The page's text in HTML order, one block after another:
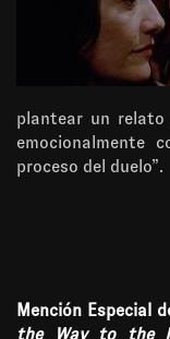
plantear un
emocionalmente
proceso del duelo”.
Mención Especial
the Way to the